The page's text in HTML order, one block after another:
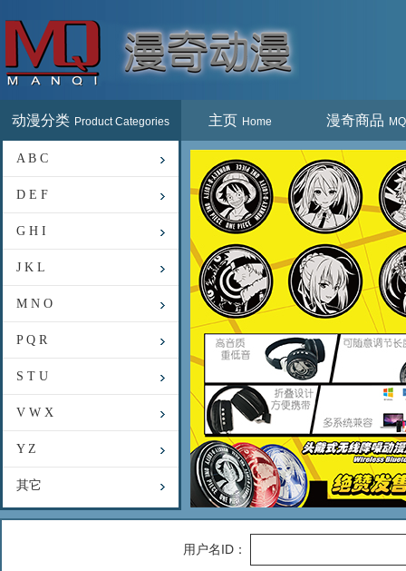
动漫分类 Product Categories
A B C
D E F
G H I
J K L
M N O
P Q R
S T U
V W X
Y Z
其它
主页 Home 漫奇商品
用户名ID：